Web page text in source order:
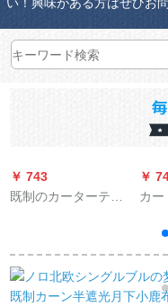
￥ 743
既制のカーターテー
ョンプロシリーズシ
リーズシリーズシリ
ーズシリーズン半遮
￥
カー
グ
刺繍
ーテ
レン